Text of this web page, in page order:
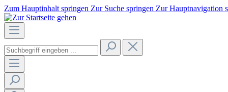
Zum Hauptinhalt springen Zur Suche springen Zur Hauptnavigation